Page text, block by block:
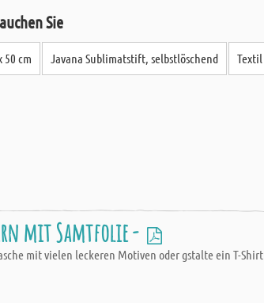
Sie
50 cm Javana Sublimatstift, selbstlöschend
mit Samtfolie -
mit vielen leckeren Motiven oder gstalte ein T-